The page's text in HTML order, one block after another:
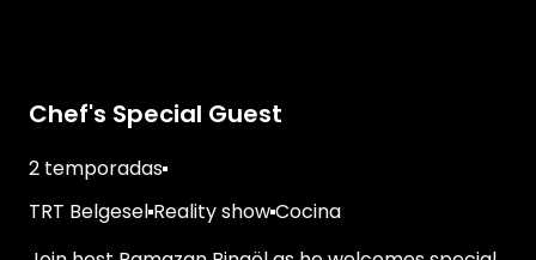
Chef's Special Guest
2 temporadas
TRT Belgesel Reality showCocina